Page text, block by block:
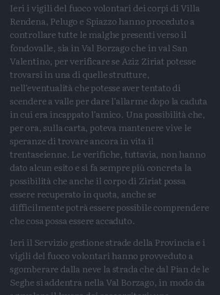
Ieri i vigili del fuoco volontari dei corpi di Villa
Rendena, Pelugo e Spiazzo hanno proceduto a
controllare tutte le malghe presenti verso il
fondovalle, sia in Val Borzago che in val San
Valentino, per verificare se Aziz Ziriat potesse
trovarsi in una di quelle strutture,
nell’eventualità che potesse aver tentato di
scendere a valle per dare l’allarme dopo la caduta
in cui era incappato l’amico. Una possibilità che,
per ora, sulla carta, poteva mantenere vive le
speranze di trovare ancora in vita il
trentaseienne. Le verifiche, tuttavia, non hanno
dato alcun esito e si fa sempre più concreta la
possibilità che anche il corpo di Ziriat possa
essere recuperato in quota, anche se
difficilmente potrà essere possibile comprendere
che cosa possa essere accaduto.
Ieri il Servizio gestione strade della Provincia e i
vigili del fuoco volontari hanno provveduto a
sgomberare dalla neve la strada che dal Pian de le
Seghe si addentra nella Val Borzago, in modo da